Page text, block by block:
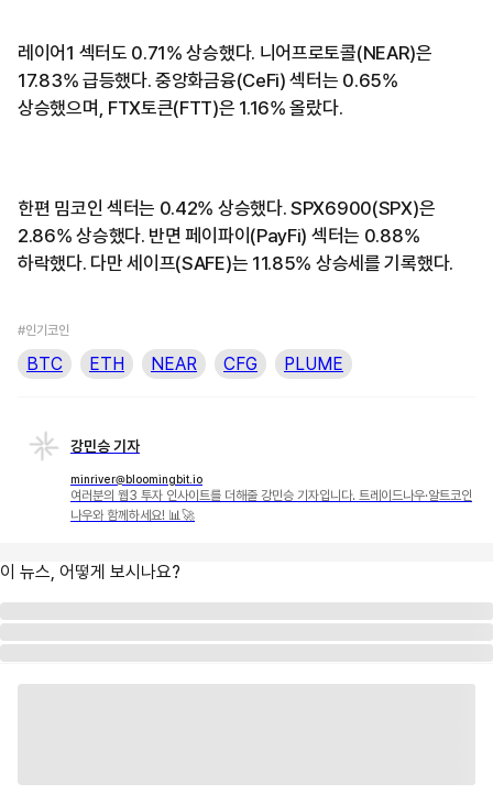
레이어1 섹터도 0.71% 상승했다. 니어프로토콜(NEAR)은
17.83% 급등했다. 중앙화금융(CeFi) 섹터는 0.65%
상승했으며, FTX토큰(FTT)은 1.16% 올랐다.
한편 밈코인 섹터는 0.42% 상승했다. SPX6900(SPX)은
2.86% 상승했다. 반면 페이파이(PayFi) 섹터는 0.88%
하락했다. 다만 세이프(SAFE)는 11.85% 상승세를 기록했다.
#인기코인
BTC ETH NEAR CFG PLUME
강민승 기자
minriver@bloomingbit.io
여러분의 웹3 투자 인사이트를 더해줄 강민승 기자입니다. 트레이드나우·알트코인
나우와 함께하세요! 📊🚀
이 뉴스, 어떻게 보시나요?